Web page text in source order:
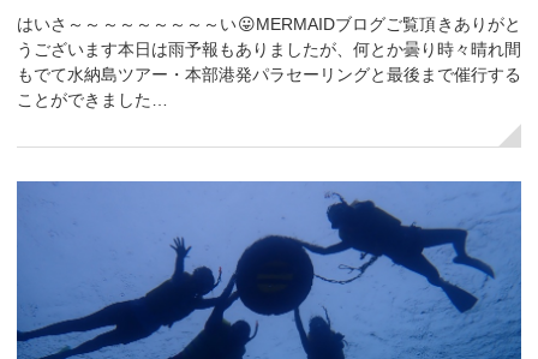
はいさ～～～～～～～～～い😛MERMAIDブログご覧頂きありがと
うございます本日は雨予報もありましたが、何とか曇り時々晴れ間
もでて水納島ツアー・本部港発パラセーリングと最後まで催行する
ことができました…